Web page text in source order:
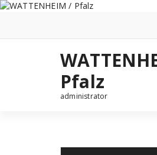
Zum
Pfalz
administrator